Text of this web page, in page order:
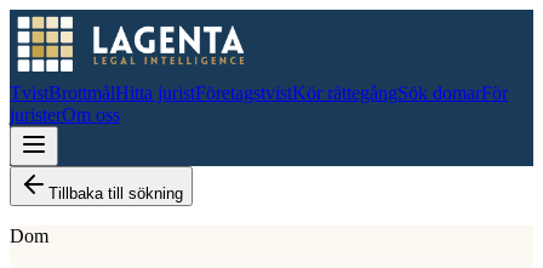
TvistBrottmålHitta juristFöretagstvistKör rättegångSök domarFör
juristerOm oss
Tillbaka till sökning
Dom